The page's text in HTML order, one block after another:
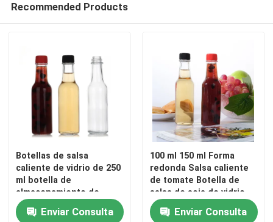
Recommended Products
Botellas de salsa
caliente de vidrio de 250
ml botella de
almacenamiento de
salsa con tapa torcida a
prueba de fugas
Enviar Consulta
100 ml 150 ml Forma
redonda Salsa caliente
de tomate Botella de
salsa de soja de vidrio
Enviar Consulta